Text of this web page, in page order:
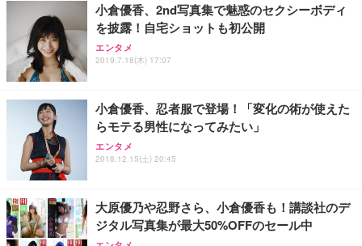
務用 おしゃれ パソコンチェア (ホワイト)
ANDWINT オフィスチェア デスクチェア 肘なし メ
ッシュ 通気性 ランバーサポート付き 腰サポート ガ
ス圧無段階昇降 360度回転 キャスター付き コンパク
【MiniLED/24.5inch/280Hz/FHD】GRAPHT THE S
HOOTER Gaming Monitor 24” Essential ゲーミン
グモニター QD 24.5インチ 1ms FHD 量子ドット 残
アイリスオーヤマ ペットシーツ 超厚型 お徳用 レギ
ュラー 200枚入【Amazon.co.jp限定】
小倉優香、2nd写真集で魅惑のセクシーボディ
を披露！自宅ショットも初公開
エンタメ
2019.7.18(木) 17:07
小倉優香、忍者服で登場！「変化の術が使えた
らモテる男性になってみたい」
エンタメ
2018.12.15(土) 20:45
大原優乃や忍野さら、小倉優香も！講談社のデ
ジタル写真集が最大50%OFFのセール中